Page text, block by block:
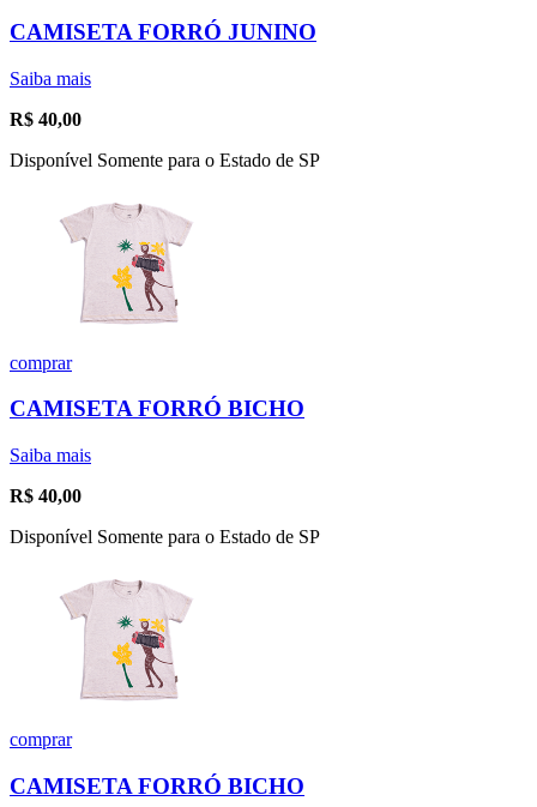
CAMISETA FORRÓ JUNINO
Saiba mais
R$ 40,00
Disponível Somente para o Estado de SP
comprar
CAMISETA FORRÓ BICHO
Saiba mais
R$ 40,00
Disponível Somente para o Estado de SP
comprar
CAMISETA FORRÓ BICHO